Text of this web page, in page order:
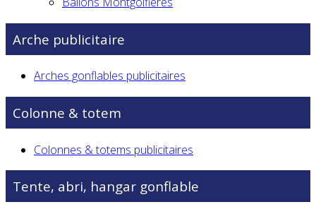
Arche publicitaire
Arches gonflables publicitaires
Colonne & totem
Colonnes & totems publicitaires
Tente, abri, hangar gonflable